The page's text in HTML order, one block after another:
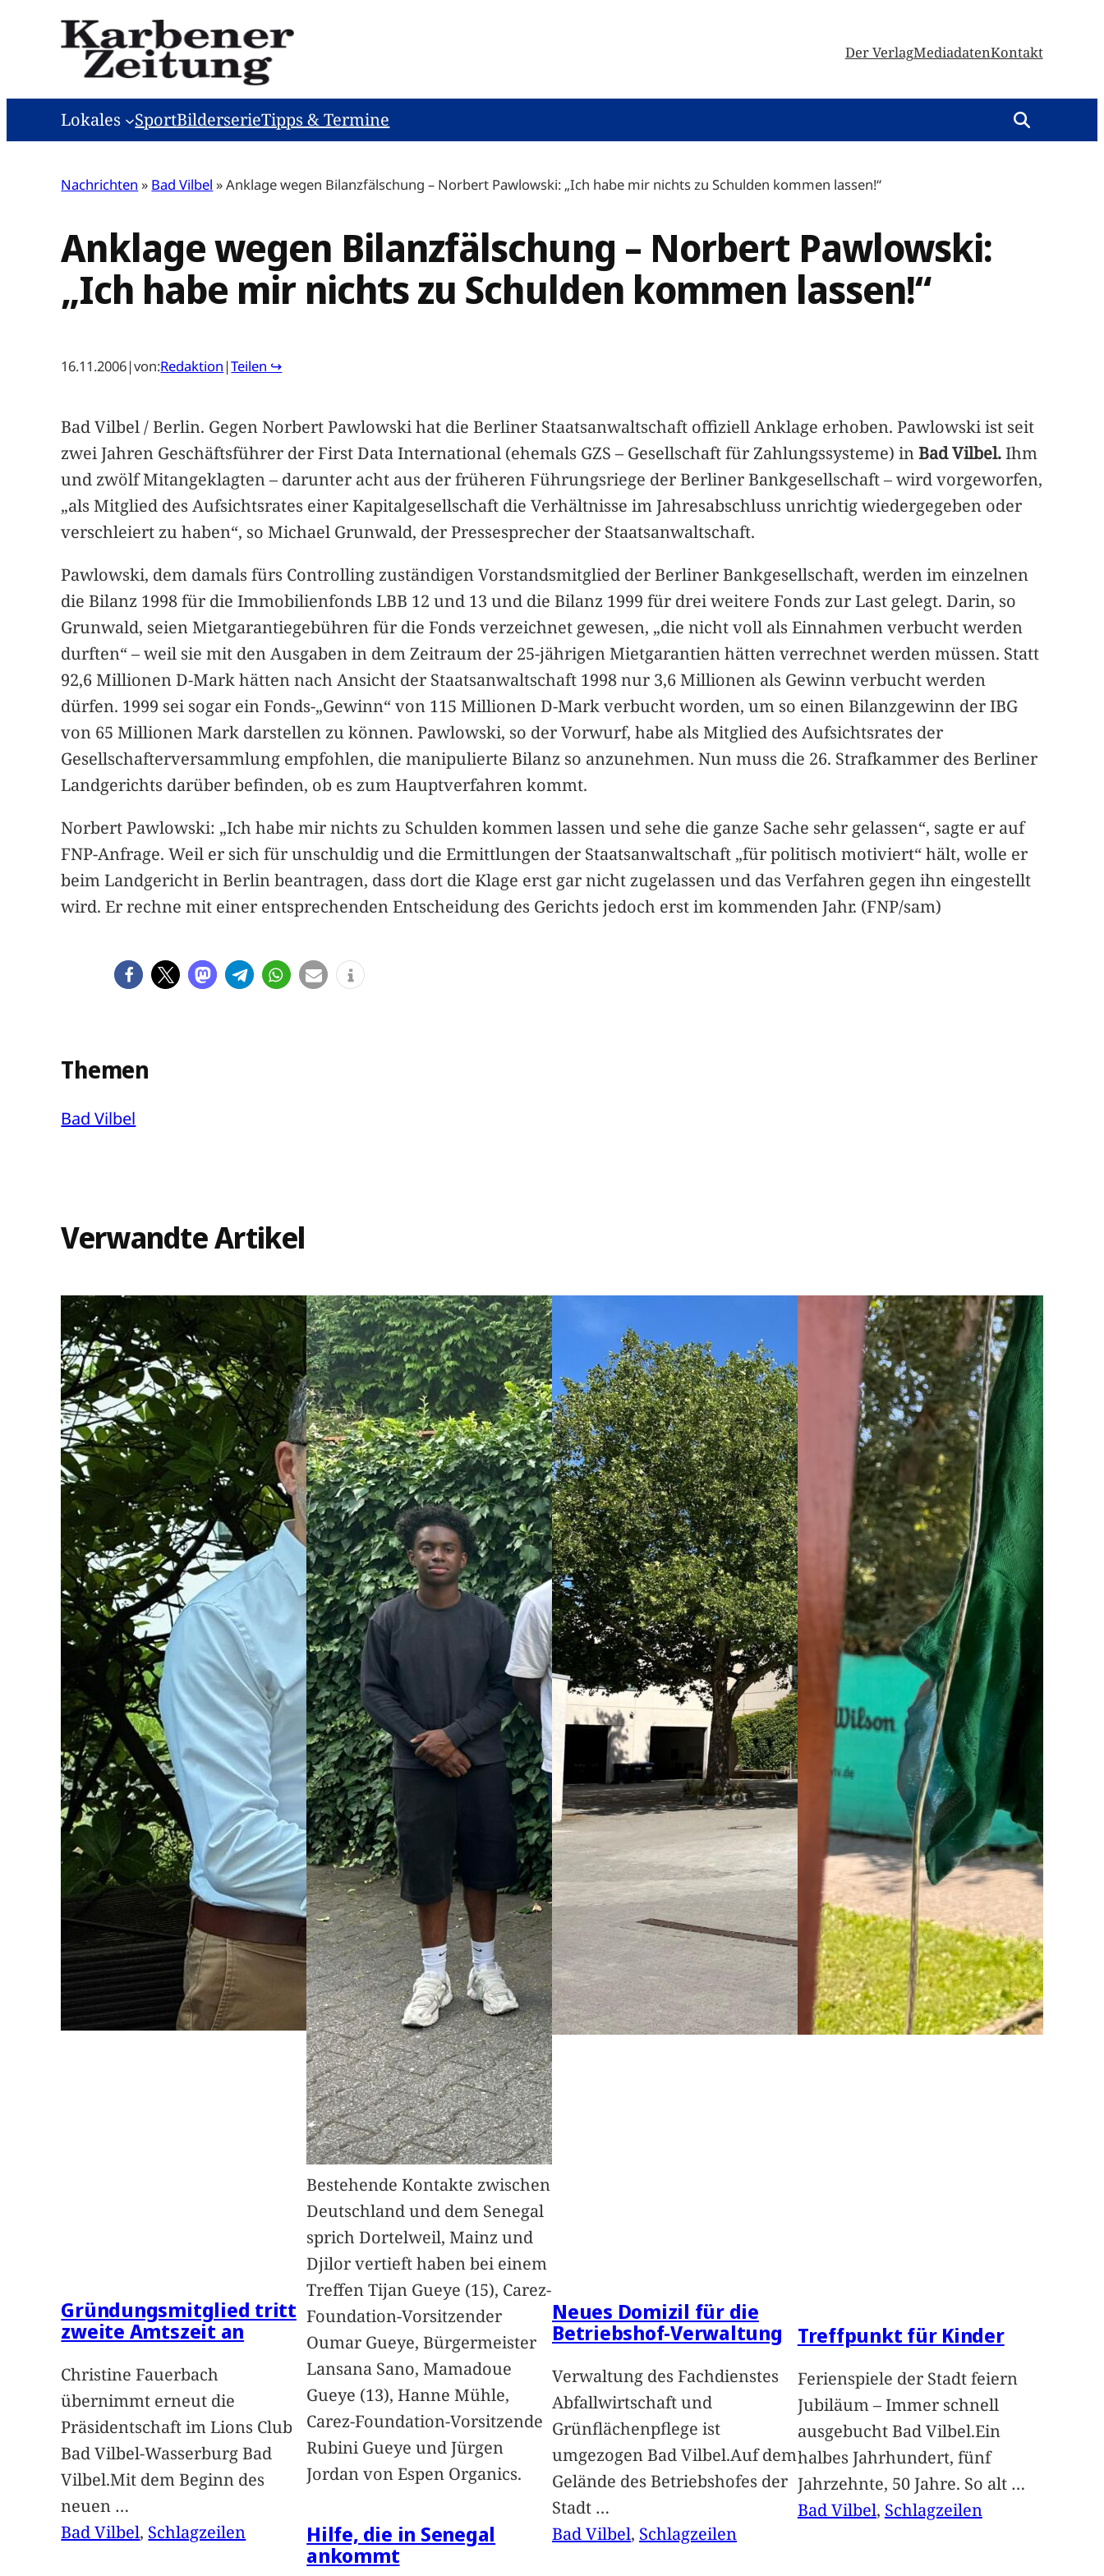
Der VerlagMediadatenKontakt
Lokales SportBilderserieTipps & Termine
Nachrichten » Bad Vilbel »Anklage wegen Bilanzfälschung – Norbert Pawlowski: „Ich habe mir nichts zu Schulden kommen lassen!“
Anklage wegen Bilanzfälschung – Norbert Pawlowski:
„Ich habe mir nichts zu Schulden kommen lassen!“
16.11.2006|von:Redaktion |Teilen ↪
Bad Vilbel / Berlin. Gegen Norbert Pawlowski hat die Berliner Staatsanwaltschaft offiziell Anklage erhoben. Pawlowski ist seit
zwei Jahren Geschäftsführer der First Data International (ehemals GZS – Gesellschaft für Zahlungssysteme) inBad Vilbel.Ihm
und zwölf Mitangeklagten – darunter acht aus der früheren Führungsriege der Berliner Bankgesellschaft – wird vorgeworfen,
„als Mitglied des Aufsichtsrates einer Kapitalgesellschaft die Verhältnisse im Jahresabschluss unrichtig wiedergegeben oder
verschleiert zu haben“, so Michael Grunwald, der Pressesprecher der Staatsanwaltschaft.
Pawlowski, dem damals fürs Controlling zuständigen Vorstandsmitglied der Berliner Bankgesellschaft, werden im einzelnen
die Bilanz 1998 für die Immobilienfonds LBB 12 und 13 und die Bilanz 1999 für drei weitere Fonds zur Last gelegt. Darin, so
Grunwald, seien Mietgarantiegebühren für die Fonds verzeichnet gewesen, „die nicht voll als Einnahmen verbucht werden
durften“ – weil sie mit den Ausgaben in dem Zeitraum der 25-jährigen Mietgarantien hätten verrechnet werden müssen. Statt
92,6 Millionen D-Mark hätten nach Ansicht der Staatsanwaltschaft 1998 nur 3,6 Millionen als Gewinn verbucht werden
dürfen. 1999 sei sogar ein Fonds-„Gewinn“ von 115 Millionen D-Mark verbucht worden, um so einen Bilanzgewinn der IBG
von 65 Millionen Mark darstellen zu können. Pawlowski, so der Vorwurf, habe als Mitglied des Aufsichtsrates der
Gesellschafterversammlung empfohlen, die manipulierte Bilanz so anzunehmen. Nun muss die 26. Strafkammer des Berliner
Landgerichts darüber befinden, ob es zum Hauptverfahren kommt.
Norbert Pawlowski: „Ich habe mir nichts zu Schulden kommen lassen und sehe die ganze Sache sehr gelassen“, sagte er auf
FNP-Anfrage. Weil er sich für unschuldig und die Ermittlungen der Staatsanwaltschaft „für politisch motiviert“ hält, wolle er
beim Landgericht in Berlin beantragen, dass dort die Klage erst gar nicht zugelassen und das Verfahren gegen ihn eingestellt
wird. Er rechne mit einer entsprechenden Entscheidung des Gerichts jedoch erst im kommenden Jahr. (FNP/sam)
Themen
Bad Vilbel
Verwandte Artikel
Gründungsmitglied tritt
zweite Amtszeit an
Christine Fauerbach
übernimmt erneut die
Präsidentschaft im Lions Club
Bad Vilbel-Wasserburg Bad
Vilbel.Mit dem Beginn des
neuen …
Bad Vilbel, Schlagzeilen
Bestehende Kontakte zwischen
Deutschland und dem Senegal
sprich Dortelweil, Mainz und
Djilor vertieft haben bei einem
Treffen Tijan Gueye (15), Carez-
Foundation-Vorsitzender
Oumar Gueye, Bürgermeister
Lansana Sano, Mamadoue
Gueye (13), Hanne Mühle,
Carez-Foundation-Vorsitzende
Rubini Gueye und Jürgen
Jordan von Espen Organics.
Hilfe, die in Senegal
ankommt
Neues Domizil für die
Betriebshof-Verwaltung
Verwaltung des Fachdienstes
Abfallwirtschaft und
Grünflächenpflege ist
umgezogen Bad Vilbel.Auf dem
Gelände des Betriebshofes der
Stadt …
Bad Vilbel, Schlagzeilen
Treffpunkt für Kinder
Ferienspiele der Stadt feiern
Jubiläum – Immer schnell
ausgebucht Bad Vilbel.Ein
halbes Jahrhundert, fünf
Jahrzehnte, 50 Jahre. So alt …
Bad Vilbel, Schlagzeilen